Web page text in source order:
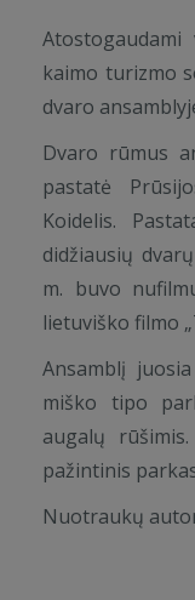
kaimo turizmo
dvaro
Dvaro rūmus
pastatė
Koidelis.
didžiausių
m. buvo
lietuviško filmo
Ansamblį
miško tipo
augalų
pažintinis
Nuotraukų